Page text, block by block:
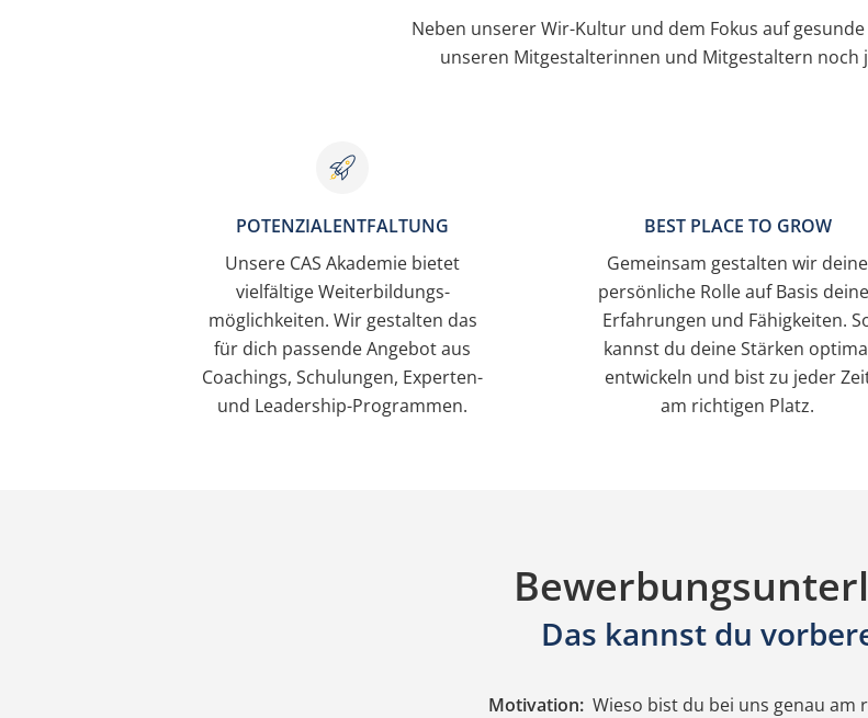
Neben unserer Wir-Kultur und dem Fokus auf
unseren Mitgestalterinnen und Mitgestaltern noch
POTENZIALENTFALTUNG
Unsere CAS Akademie bietet
vielfältige Weiterbildungs-
möglichkeiten. Wir gestalten das
für dich passende Angebot aus
Coachings, Schulungen, Experten-
und Leadership-Programmen.
BEST PLACE TO GROW
Gemeinsam gestalten wir deine
persönliche Rolle auf Basis
Erfahrungen und Fähigkeiten.
kannst du deine Stärken
entwickeln und bist zu jeder
am richtigen Platz.
Das kannst du
Motivation: Wieso bist du bei uns genau am